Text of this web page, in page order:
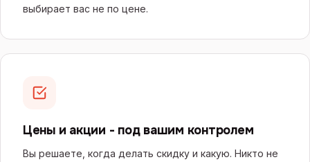
выбирает вас не по цене.
Цены и акции - под вашим контролем
Вы решаете, когда делать скидку и какую. Никто не